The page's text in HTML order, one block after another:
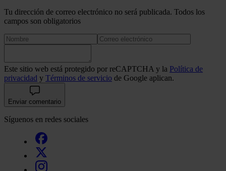
Tu dirección de correo electrónico no será publicada. Todos los
campos son obligatorios
Este sitio web está protegido por reCAPTCHA y la Política de
privacidad y Términos de servicio de Google aplican.
Enviar comentario
Síguenos en redes sociales